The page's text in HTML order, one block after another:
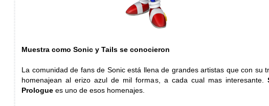
Muestra como Sonic y Tails se conocieron
La comunidad de fans de Sonic está llena de grandes artistas que con su
homenajean al erizo azul de mil formas, a cada cual mas interesante.
Prologue es uno de esos homenajes.